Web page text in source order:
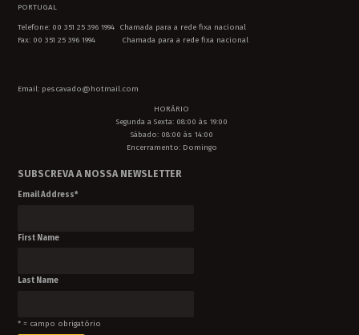
PORTUGAL
Telefone: 00 351 25 396 1994 Chamada para a rede fixa nacional
Fax: 00 351 25 396 1994 Chamada para a rede fixa nacional
Email: pescavado@hotmail.com
HORÁRIO
Segunda a Sexta: 08:00 às 19:00
Sábado: 08:00 às 14:00
Encerramento: Domingo
SUBSCREVA A NOSSA NEWSLETTER
Email Address*
First Name
Last Name
* = campo obrigatório